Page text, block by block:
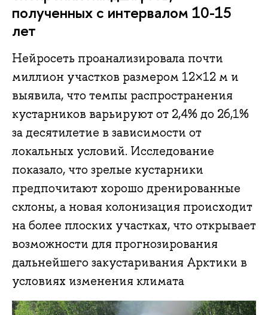
полученных с интервалом 10-15
лет
Нейросеть проанализировала почти
миллион участков размером 12×12 м и
выявила, что темпы распространения
кустарников варьируют от 2,4% до 26,1%
за десятилетие в зависимости от
локальных условий. Исследование
показало, что зрелые кустарники
предпочитают хорошо дренированные
склоны, а новая колонизация происходит
на более плоских участках, что открывает
возможности для прогнозирования
дальнейшего закустаривания Арктики в
условиях изменения климата